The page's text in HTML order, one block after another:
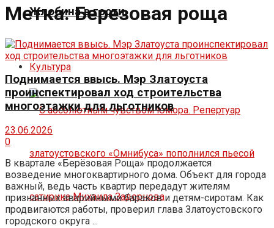
Жлобина в гости
Культура
Метка:Березовая роща
Поднимается ввысь. Мэр Златоуста
проинспектировал ход строительства
многоэтажки для льготников
23.06.2026
0
В квартале «Берёзовая Роща» продолжается
возведение многоквартирного дома. Объект для города
важный, ведь часть квартир передадут жителям
признанных аварийными бараков и детям-сиротам. Как
продвигаются работы, проверил глава Златоустовского
городского округа ...